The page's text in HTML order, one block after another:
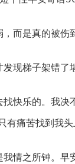
而是真的被伤
现梯子架错了
快乐的。我决
有痛苦找到我头
情之所钟。早